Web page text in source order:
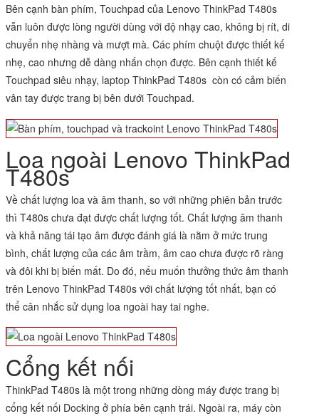
Bên cạnh bàn phím, Touchpad của Lenovo ThinkPad T480s
vẫn luôn được lòng người dùng với độ nhạy cao, không bị rít, di
chuyển nhẹ nhàng và mượt mà. Các phím chuột được thiết kế
nhẹ, cao nhưng dễ dàng nhấn chọn được. Bên cạnh thiết kế
Touchpad siêu nhạy, laptop ThinkPad T480s còn có cảm biến
vân tay được trang bị bên dưới Touchpad.
Loa ngoài Lenovo ThinkPad
T480s
Về chất lượng loa và âm thanh, so với những phiên bản trước
thì T480s chưa đạt được chất lượng tốt. Chất lượng âm thanh
và khả năng tái tạo âm được đánh giá là nằm ở mức trung
bình, chất lượng của các âm trầm, âm cao chưa được rõ ràng
và đôi khi bị biến mất. Do đó, nếu muốn thưởng thức âm thanh
trên Lenovo ThinkPad T480s với chất lượng tốt nhất, bạn có
thể cân nhắc sử dụng loa ngoài hay tai nghe.
Cổng kết nối
ThinkPad T480s là một trong những dòng máy được trang bị
cổng kết nối Docking ở phía bên cạnh trái. Ngoài ra, máy còn